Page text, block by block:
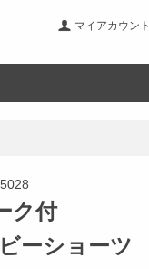
マイアカウント
ク付
ーショーツ